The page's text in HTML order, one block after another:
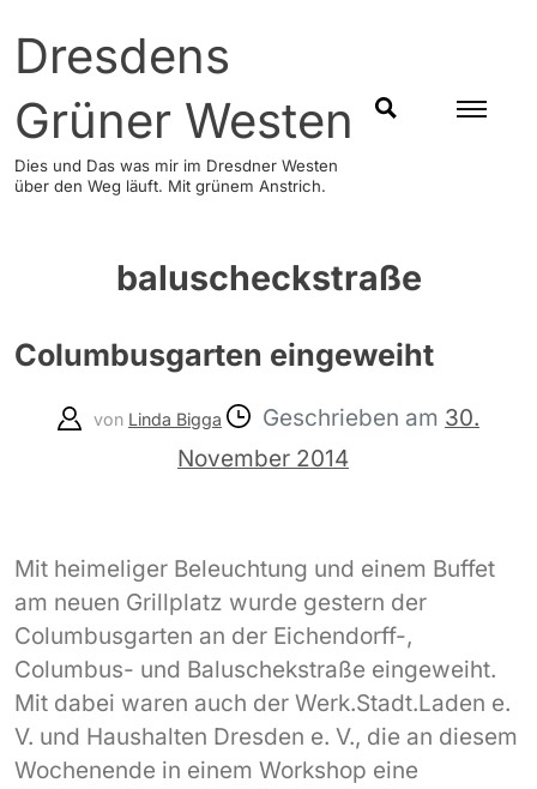
content
Dresdens
Grüner Westen
Dies und Das was mir im Dresdner Westen
über den Weg läuft. Mit grünem Anstrich.
SUCHEN
baluscheckstraße
Columbusgarten eingeweiht
von Linda Bigga Geschrieben am 30.
November 2014
Mit heimeliger Beleuchtung und einem Buffet
am neuen Grillplatz wurde gestern der
Columbusgarten an der Eichendorff-,
Columbus- und Baluschekstraße eingeweiht.
Mit dabei waren auch der Werk.Stadt.Laden e.
V. und Haushalten Dresden e. V., die an diesem
Wochenende in einem Workshop eine